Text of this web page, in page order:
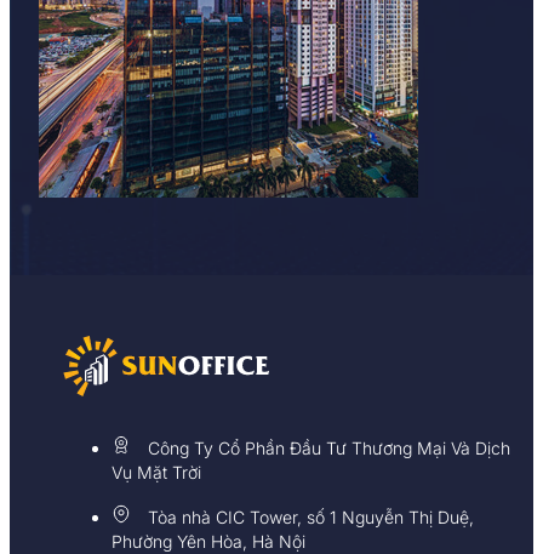
Công Ty Cổ Phần Đầu Tư Thương Mại Và Dịch
Vụ Mặt Trời
Tòa nhà CIC Tower, số 1 Nguyễn Thị Duệ,
Phường Yên Hòa, Hà Nội